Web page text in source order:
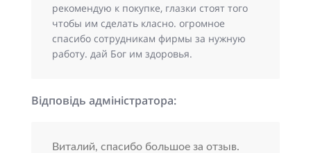
рекомендую к покупке, глазки стоят того
чтобы им сделать класно. огромное
спасибо сотрудникам фирмы за нужную
работу. дай Бог им здоровья.
Відповідь адміністратора:
Виталий, спасибо большое за отзыв.